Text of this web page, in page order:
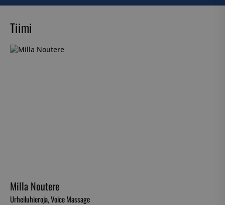
Tiimi
Milla Noutere
Urheiluhieroja, Voice Massage